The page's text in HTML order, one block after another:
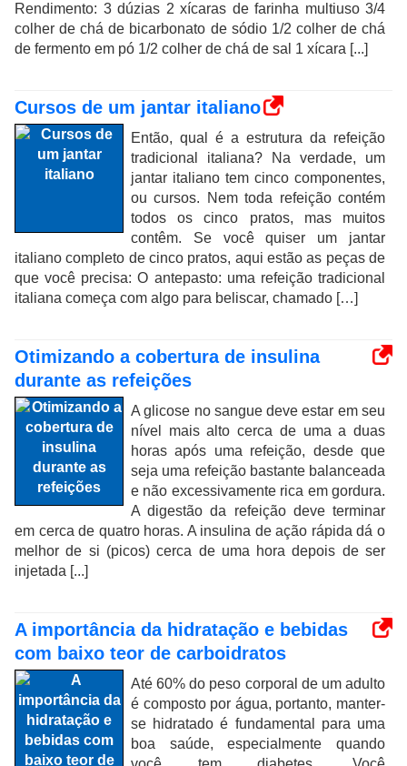
Rendimento: 3 dúzias 2 xícaras de farinha multiuso 3/4
colher de chá de bicarbonato de sódio 1/2 colher de chá
de fermento em pó 1/2 colher de chá de sal 1 xícara [...]
Cursos de um jantar italiano
Então, qual é a estrutura da refeição
tradicional italiana? Na verdade, um
jantar italiano tem cinco componentes,
ou cursos. Nem toda refeição contém
todos os cinco pratos, mas muitos
contêm. Se você quiser um jantar
italiano completo de cinco pratos, aqui estão as peças de
que você precisa: O antepasto: uma refeição tradicional
italiana começa com algo para beliscar, chamado […]
Otimizando a cobertura de insulina
durante as refeições
A glicose no sangue deve estar em seu
nível mais alto cerca de uma a duas
horas após uma refeição, desde que
seja uma refeição bastante balanceada
e não excessivamente rica em gordura.
A digestão da refeição deve terminar
em cerca de quatro horas. A insulina de ação rápida dá o
melhor de si (picos) cerca de uma hora depois de ser
injetada [...]
A importância da hidratação e bebidas
com baixo teor de carboidratos
Até 60% do peso corporal de um adulto
é composto por água, portanto, manter-
se hidratado é fundamental para uma
boa saúde, especialmente quando